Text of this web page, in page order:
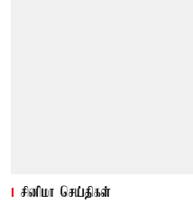
சினிமா செய்திகள்